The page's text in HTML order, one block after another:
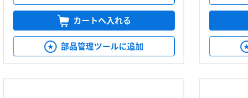
カートへ入れる
部品管理ツールに追加